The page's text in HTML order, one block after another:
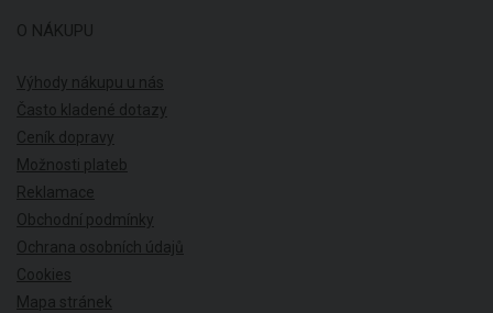
O NÁKUPU
Výhody nákupu u nás
Často kladené dotazy
Ceník dopravy
Možnosti plateb
Reklamace
Obchodní podmínky
Ochrana osobních údajů
Cookies
Mapa stránek